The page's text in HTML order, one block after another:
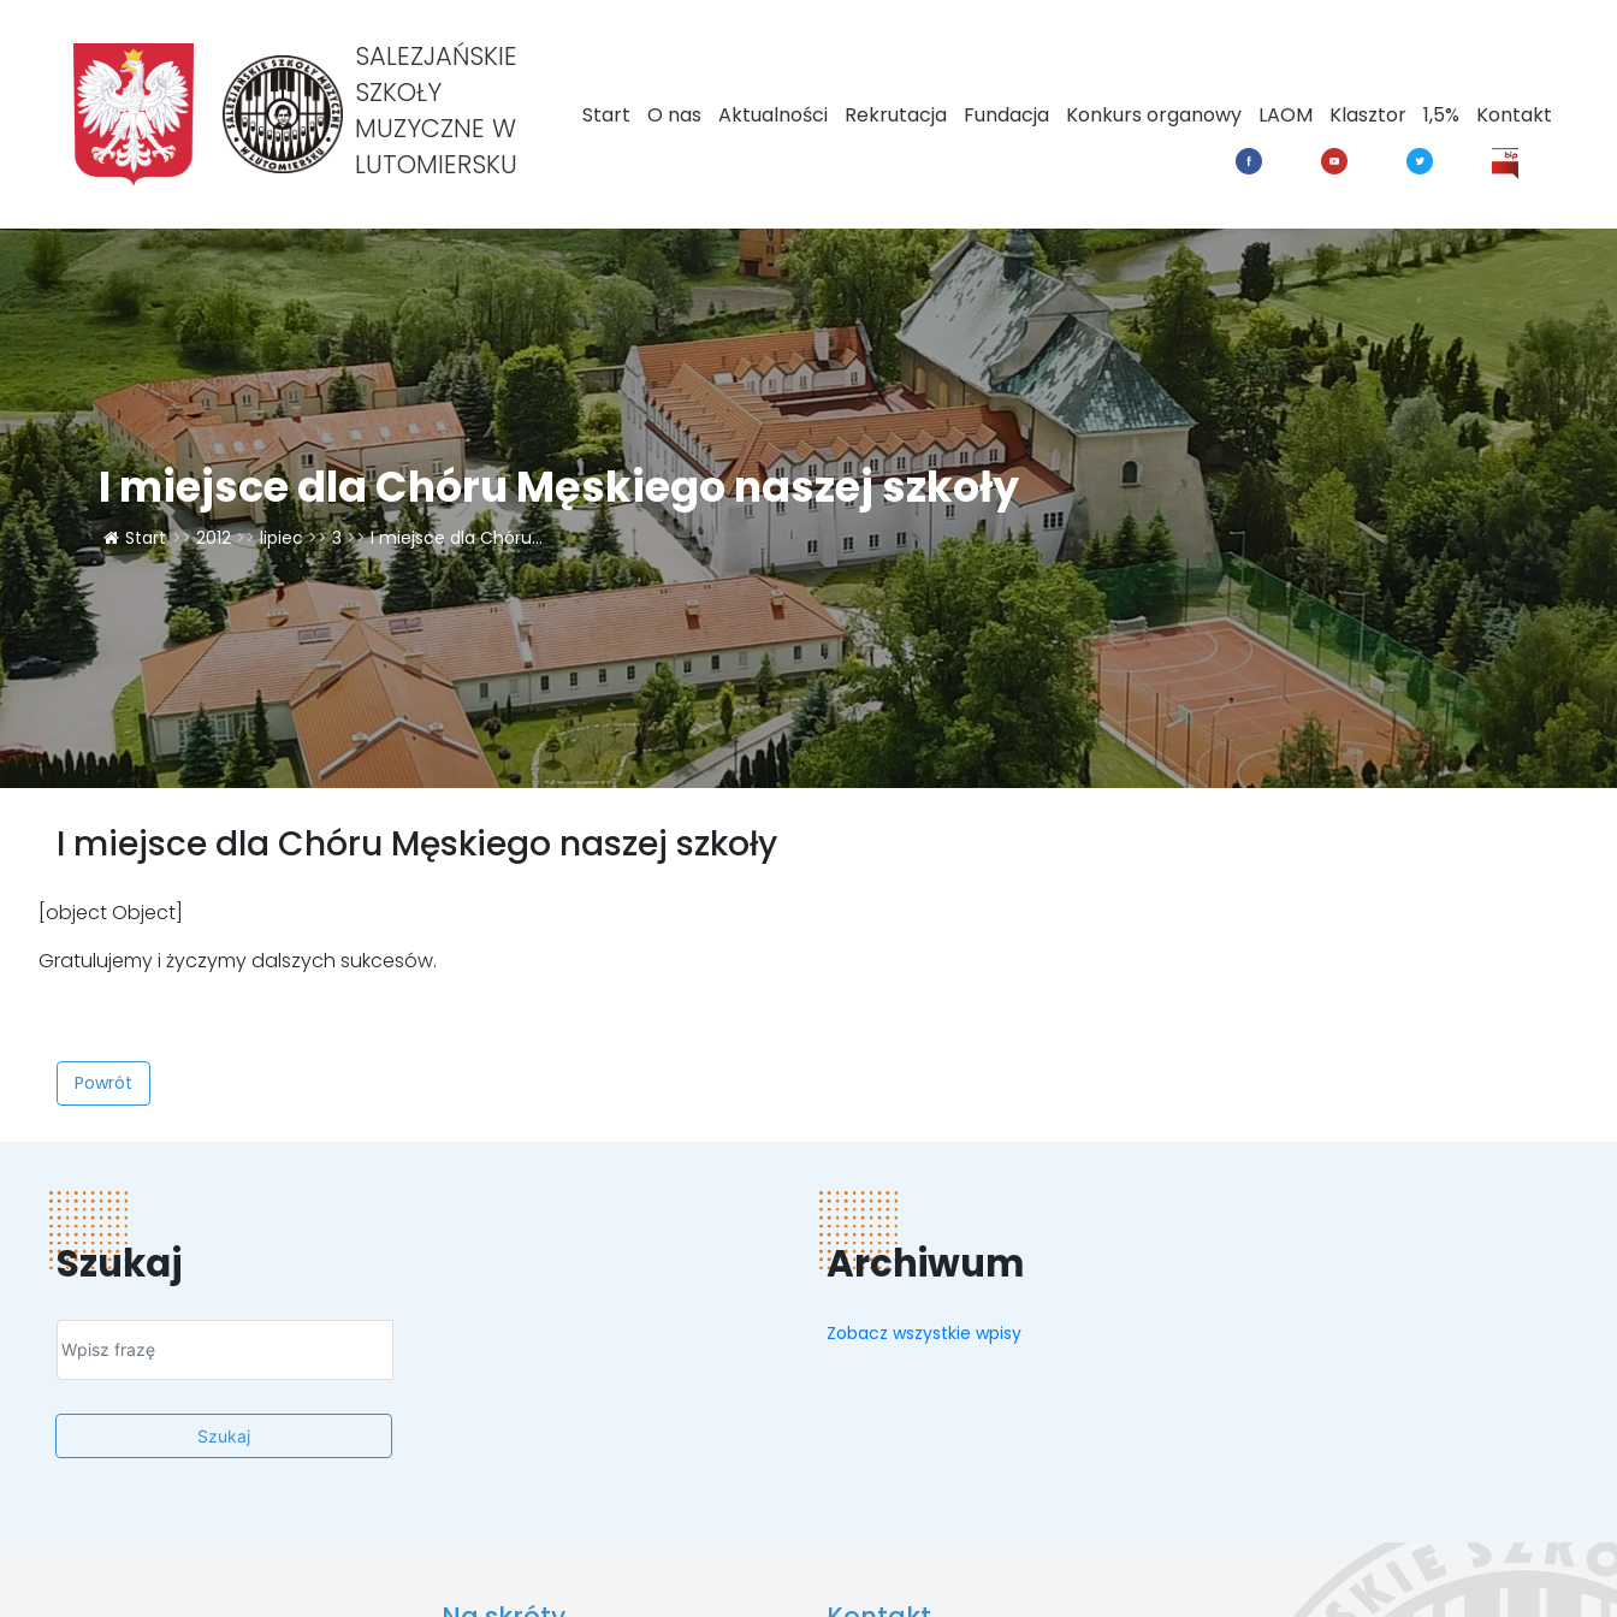
SALEZJAŃSKIE
SZKOŁY
MUZYCZNE W
LUTOMIERSKU
Start O nas Aktualności Rekrutacja Fundacja Konkurs organowy LAOM Klasztor 1,5% Kontakt
I miejsce dla Chóru Męskiego naszej szkoły
Start >> 2012 >> lipiec >> 3 >> I miejsce dla Chóru...
I miejsce dla Chóru Męskiego naszej szkoły
[object Object]
Gratulujemy i życzymy dalszych sukcesów.
Powrót
Szukaj Archiwum
Zobacz wszystkie wpisy